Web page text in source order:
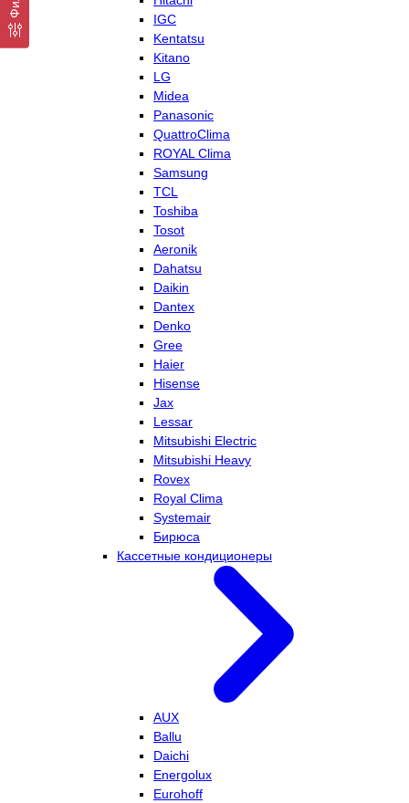
IGC
Kentatsu
Kitano
LG
Midea
Panasonic
QuattroClima
ROYAL Clima
Samsung
TCL
Toshiba
Tosot
Aeronik
Dahatsu
Daikin
Dantex
Denko
Gree
Haier
Hisense
Jax
Lessar
Mitsubishi Electric
Mitsubishi Heavy
Rovex
Royal Clima
Systemair
Бирюса
Кассетные кондиционеры
AUX
Ballu
Daichi
Energolux
Eurohoff